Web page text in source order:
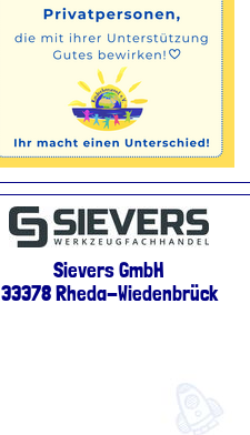
Sievers GmbH
33378 Rheda-Wiedenbrück